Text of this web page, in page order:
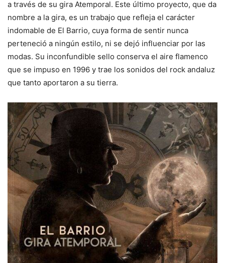
a través de su gira Atemporal. Este último proyecto, que da
nombre a la gira, es un trabajo que refleja el carácter
indomable de El Barrio, cuya forma de sentir nunca
perteneció a ningún estilo, ni se dejó influenciar por las
modas. Su inconfundible sello conserva el aire flamenco
que se impuso en 1996 y trae los sonidos del rock andaluz
que tanto aportaron a su tierra.